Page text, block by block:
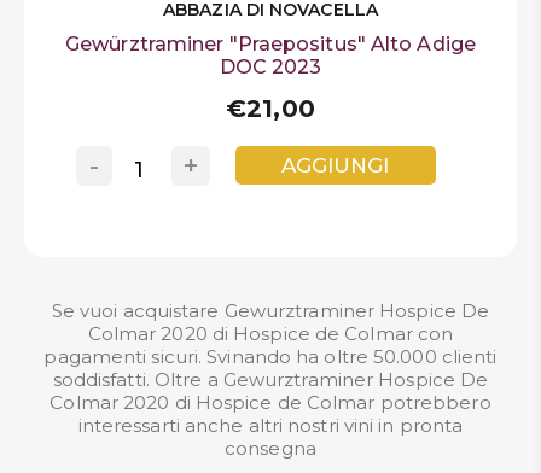
ABBAZIA DI NOVACELLA
Gewürztraminer "Praepositus" Alto Adige
DOC 2023
€21,00
+
- AGGIUNGI
Se vuoi acquistare Gewurztraminer Hospice De
Colmar 2020 di Hospice de Colmar con
pagamenti sicuri. Svinando ha oltre 50.000 clienti
soddisfatti. Oltre a Gewurztraminer Hospice De
Colmar 2020 di Hospice de Colmar potrebbero
interessarti anche altri nostri vini in pronta
consegna